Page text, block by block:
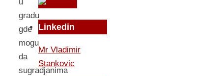
gradu
gde
mogu
da
sugradjanima
Linkedin
Mr Vladimir
Stankovic